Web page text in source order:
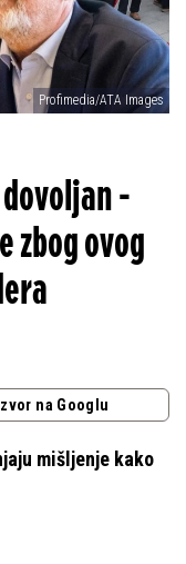
Profimedia/ATA Images
-
zbog ovog
na Googlu
mišljenje kako